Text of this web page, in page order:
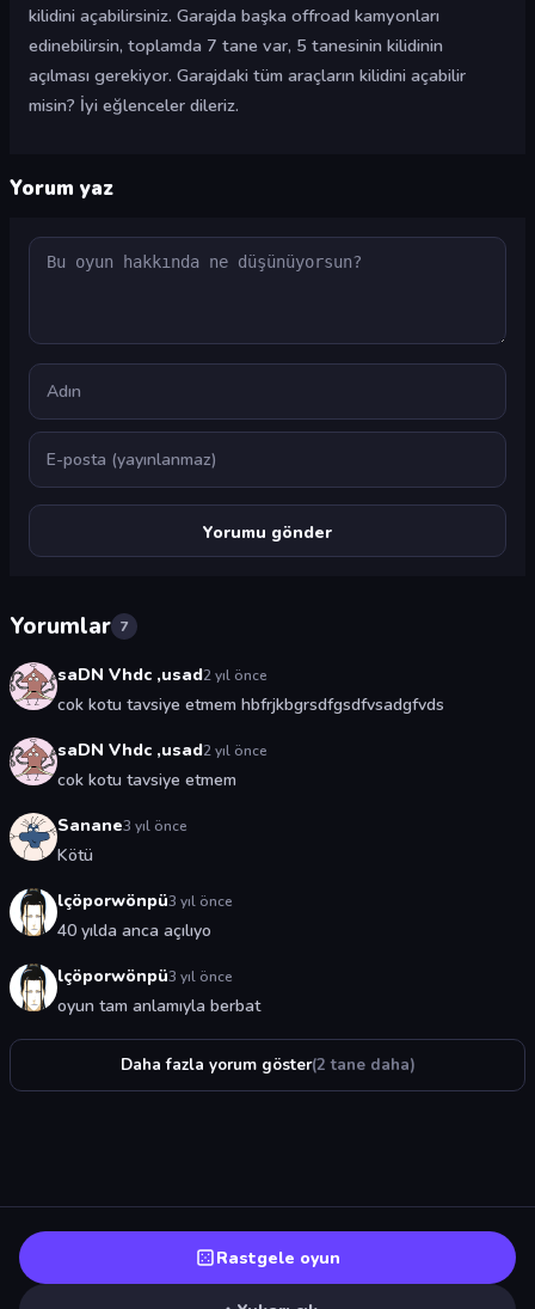
kilidini açabilirsiniz. Garajda başka offroad kamyonları
edinebilirsin, toplamda 7 tane var, 5 tanesinin kilidinin
açılması gerekiyor. Garajdaki tüm araçların kilidini açabilir
misin? İyi eğlenceler dileriz.
Yorum yaz
Yorum
Ad
E-posta
Yorumlar 7
saDN Vhdc ,usad2 yıl önce
cok kotu tavsiye etmem hbfrjkbgrsdfgsdfvsadgfvds
saDN Vhdc ,usad2 yıl önce
cok kotu tavsiye etmem
Sanane3 yıl önce
Kötü
lçöporwönpü3 yıl önce
40 yılda anca açılıyo
lçöporwönpü3 yıl önce
oyun tam anlamıyla berbat
Daha fazla yorum göster(2 tane daha)
Rastgele oyun